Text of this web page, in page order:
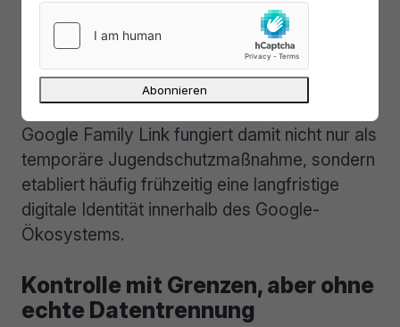
Ein Kinderkonto kann somit über viele Jahre
hinweg aktiv genutzt werden und dabei
gespeicherte Aktivitäten, Interaktionen und
Einstellungen ansammeln.
Google Family Link fungiert damit nicht nur als
temporäre Jugendschutzmaßnahme, sondern
etabliert häufig frühzeitig eine langfristige
digitale Identität innerhalb des Google-
Ökosystems.
Kontrolle mit Grenzen, aber ohne
echte Datentrennung